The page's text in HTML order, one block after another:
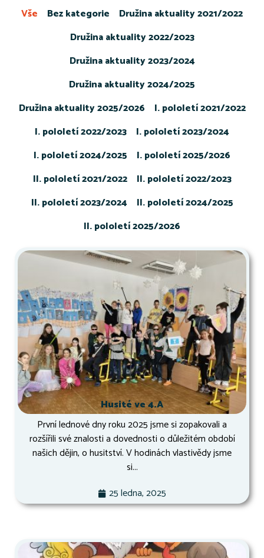
Bez kategorie
Družina aktuality 2021/2022
Družina aktuality 2022/2023
Družina aktuality 2023/2024
Družina aktuality 2024/2025
Družina aktuality 2025/2026
I. pololetí 2021/2022
I. pololetí 2022/2023
I. pololetí 2023/2024
I. pololetí 2024/2025
I. pololetí 2025/2026
II. pololetí 2021/2022
II. pololetí 2022/2023
II. pololetí 2023/2024
II. pololetí 2024/2025
II. pololetí 2025/2026
Vše
Husité ve 4.A
První lednové dny roku 2025 jsme si zopakovali a
rozšířili své znalosti a dovednosti o důležitém období
našich dějin, o husitství. V hodinách vlastivědy jsme
si...
25 ledna, 2025